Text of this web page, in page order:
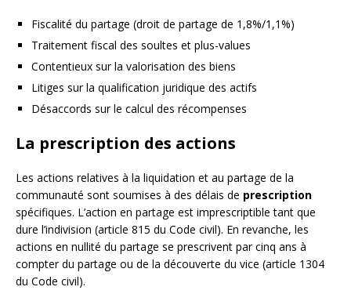
Fiscalité du partage (droit de partage de 1,8%/1,1%)
Traitement fiscal des soultes et plus-values
Contentieux sur la valorisation des biens
Litiges sur la qualification juridique des actifs
Désaccords sur le calcul des récompenses
La prescription des actions
Les actions relatives à la liquidation et au partage de la
communauté sont soumises à des délais de prescription
spécifiques. L’action en partage est imprescriptible tant que
dure l’indivision (article 815 du Code civil). En revanche, les
actions en nullité du partage se prescrivent par cinq ans à
compter du partage ou de la découverte du vice (article 1304
du Code civil).